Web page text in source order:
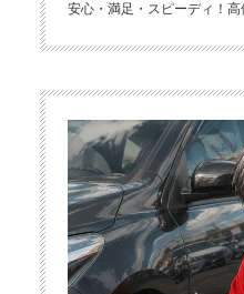
安心・満足・スピーディ！高